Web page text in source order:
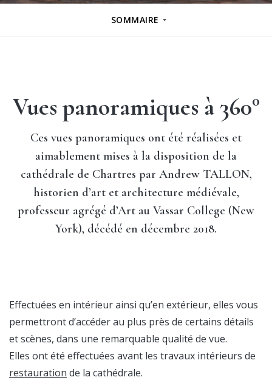
SOMMAIRE
Vues panoramiques à 360°
Ces vues panoramiques ont été réalisées et
aimablement mises à la disposition de la
cathédrale de Chartres par Andrew TALLON,
historien d’art et architecture médiévale,
professeur agrégé d’Art au Vassar College (New
York), décédé en décembre 2018.
Effectuées en intérieur ainsi qu’en extérieur, elles vous
permettront d’accéder au plus près de certains détails
et scènes, dans une remarquable qualité de vue.
Elles ont été effectuées avant les travaux intérieurs de
restauration de la cathédrale.